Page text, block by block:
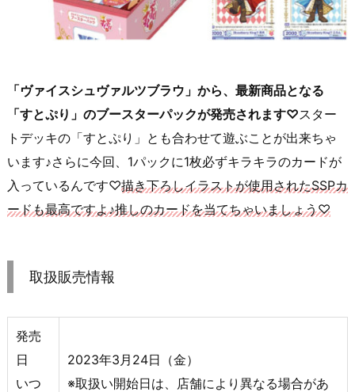
「ヴァイスシュヴァルツブラウ」から、最新商品となる
「すとぷり」のブースターパックが発売されます♡スター
トデッキの「すとぷり」とも合わせて遊ぶことが出来ちゃ
います♪さらに今回、1パックに1枚必ずキラキラのカードが
入っているんです♡描き下ろしイラストが使用されたSSPカ
ードも最高ですよ♪推しのカードを当てちゃいましょう♡
取扱販売情報
発売
日
いつ
2023年3月24日（金）
※取扱い開始日は、店舗により異なる場合があ